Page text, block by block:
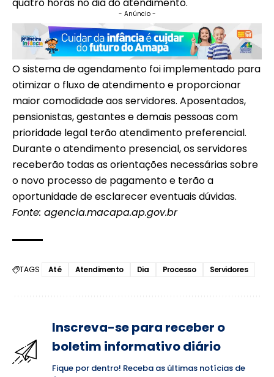
- Anúncio -
O sistema de agendamento foi implementado para
otimizar o fluxo de atendimento e proporcionar
maior comodidade aos servidores. Aposentados,
pensionistas, gestantes e demais pessoas com
prioridade legal terão atendimento preferencial.
Durante o atendimento presencial, os servidores
receberão todas as orientações necessárias sobre
o novo processo de pagamento e terão a
oportunidade de esclarecer eventuais dúvidas.
Fonte: agencia.macapa.ap.gov.br
TAGS Até Atendimento Dia Processo Servidores
Inscreva-se para receber o
boletim informativo diário
Fique por dentro! Receba as últimas notícias de